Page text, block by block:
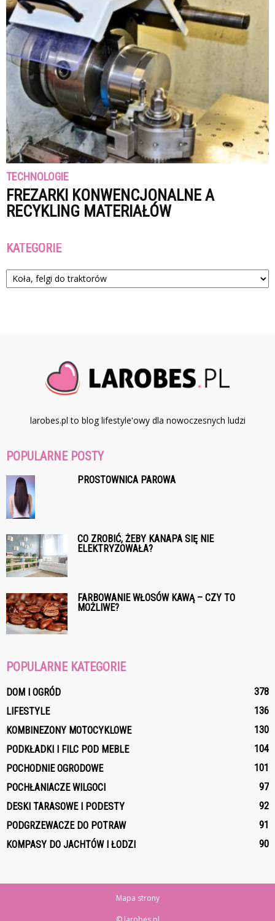
TECHNOLOGIE
FREZARKI KONWENCJONALNE A
RECYKLING MATERIAŁÓW
KATEGORIE
Kategorie
larobes.pl to blog lifestyle'owy dla nowoczesnych ludzi
POPULARNE POSTY
PROSTOWNICA PAROWA
CO ZROBIĆ, ŻEBY KANAPA SIĘ NIE
ELEKTRYZOWAŁA?
FARBOWANIE WŁOSÓW KAWĄ – CZY TO
MOŻLIWE?
POPULARNE KATEGORIE
DOM I OGRÓD
378
LIFESTYLE
136
KOMBINEZONY MOTOCYKLOWE
130
PODKŁADKI I FILC POD MEBLE
104
POCHODNIE OGRODOWE
101
POCHŁANIACZE WILGOCI
97
DESKI TARASOWE I PODESTY
92
PODGRZEWACZE DO POTRAW
91
KOMPASY DO JACHTÓW I ŁODZI
90
Mapa strony